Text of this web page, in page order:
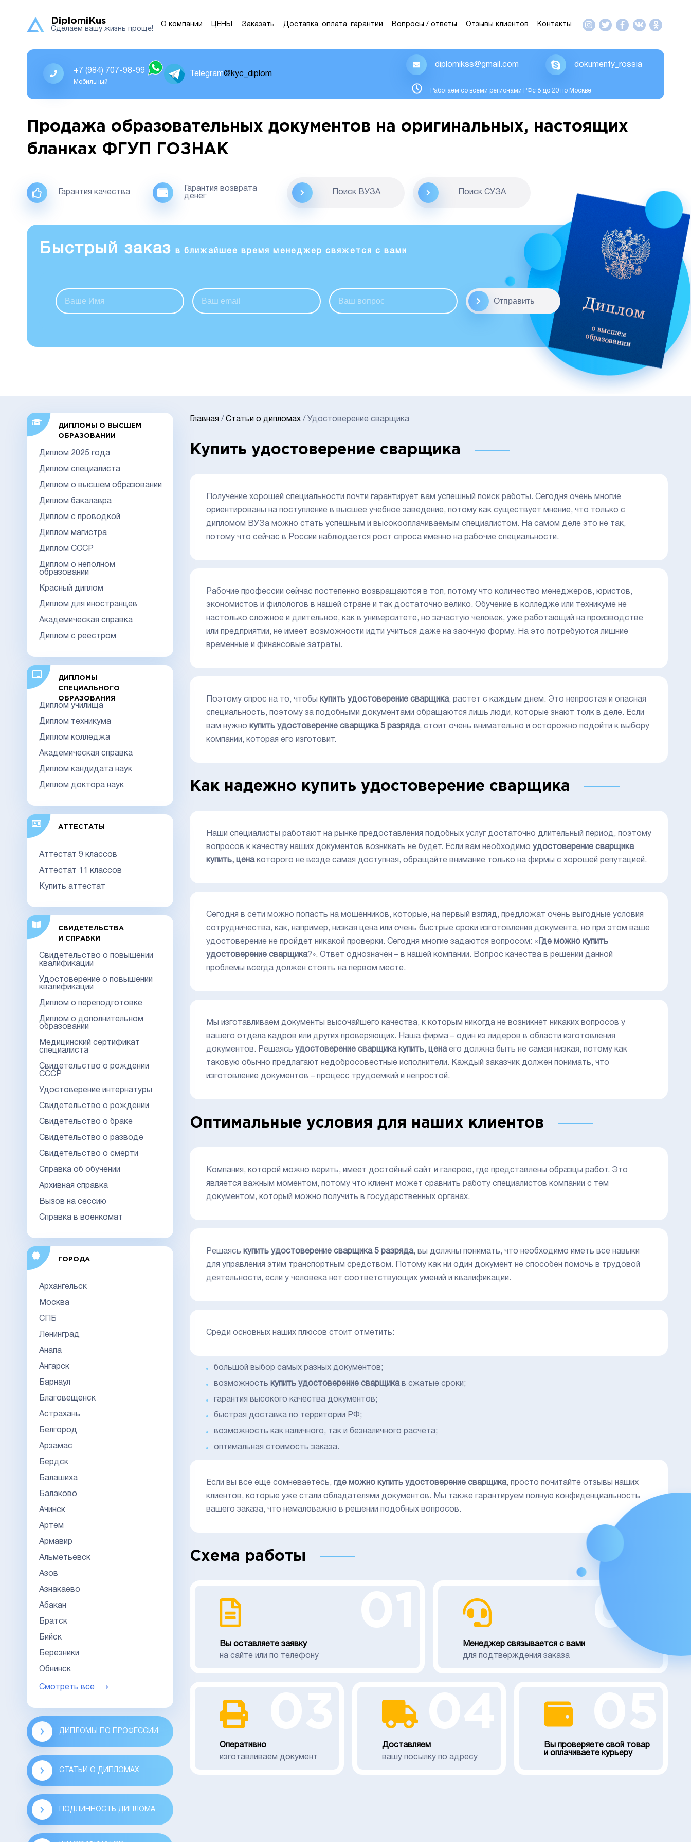
DiplomiKus
Сделаем вашу жизнь проще!
О компании ЦЕНЫ Заказать Доставка, оплата, гарантии Вопросы / ответы Отзывы клиентов Контакты
+7 (984) 707-98-99
Мобильный
Telegram@kyc_diplom
diplomikss@gmail.com dokumenty_rossia
Работаем со всеми регионами РФс 8 до 20 по Москве
Продажа образовательных документов на оригинальных, настоящих
бланках ФГУП ГОЗНАК
Гарантия качества
Гарантия возврата
денег
Поиск ВУЗА Поиск CУЗА
Быстрый заказ в ближайшее время менеджер свяжется с вами
Отправить
ДИПЛОМЫ О ВЫСШЕМ
ОБРАЗОВАНИИ
Диплом 2025 года
Диплом специалиста
Диплом о высшем образовании
Диплом бакалавра
Диплом с проводкой
Диплом магистра
Диплом СССР
Диплом о неполном
образовании
Красный диплом
Диплом для иностранцев
Академическая справка
Диплом с реестром
ДИПЛОМЫ
СПЕЦИАЛЬНОГО
ОБРАЗОВАНИЯ
Диплом училища
Диплом техникума
Диплом колледжа
Академическая справка
Диплом кандидата наук
Диплом доктора наук
АТТЕСТАТЫ
Аттестат 9 классов
Аттестат 11 классов
Купить аттестат
СВИДЕТЕЛЬСТВА
И СПРАВКИ
Свидетельство о повышении
квалификации
Удостоверение о повышении
квалификации
Диплом о переподготовке
Диплом о дополнительном
образовании
Медицинский сертификат
специалиста
Свидетельство о рождении
СССР
Удостоверение интернатуры
Свидетельство о рождении
Свидетельство о браке
Свидетельство о разводе
Свидетельство о смерти
Справка об обучении
Архивная справка
Вызов на сессию
Справка в военкомат
ГОРОДА
Архангельск
Москва
СПБ
Ленинград
Анапа
Ангарск
Барнаул
Благовещенск
Астрахань
Белгород
Арзамас
Бердск
Балашиха
Балаково
Ачинск
Артем
Армавир
Альметьевск
Азов
Азнакаево
Абакан
Братск
Бийск
Березники
Обнинск
Смотреть все ⟶
ДИПЛОМЫ ПО ПРОФЕССИИ
СТАТЬИ О ДИПЛОМАХ
ПОДЛИННОСТЬ ДИПЛОМА
Главная /Статьи о дипломах / Удостоверение сварщика
Купить удостоверение сварщика
Получение хорошей специальности почти гарантирует вам успешный поиск работы. Сегодня очень многие
ориентированы на поступление в высшее учебное заведение, потому как существует мнение, что только с
дипломом ВУЗа можно стать успешным и высокооплачиваемым специалистом. На самом деле это не так,
потому что сейчас в России наблюдается рост спроса именно на рабочие специальности.
Рабочие профессии сейчас постепенно возвращаются в топ, потому что количество менеджеров, юристов,
экономистов и филологов в нашей стране и так достаточно велико. Обучение в колледже или техникуме не
настолько сложное и длительное, как в университете, но зачастую человек, уже работающий на производстве
или предприятии, не имеет возможности идти учиться даже на заочную форму. На это потребуются лишние
временные и финансовые затраты.
Поэтому спрос на то, чтобы купить удостоверение сварщика, растет с каждым днем. Это непростая и опасная
специальность, поэтому за подобными документами обращаются лишь люди, которые знают толк в деле. Если
вам нужно купить удостоверение сварщика 5 разряда, стоит очень внимательно и осторожно подойти к выбору
компании, которая его изготовит.
Как надежно купить удостоверение сварщика
Наши специалисты работают на рынке предоставления подобных услуг достаточно длительный период, поэтому
вопросов к качеству наших документов возникать не будет. Если вам необходимоудостоверение сварщика
купить, цена которого не везде самая доступная, обращайте внимание только на фирмы с хорошей репутацией.
Сегодня в сети можно попасть на мошенников, которые, на первый взгляд, предложат очень выгодные условия
сотрудничества, как, например, низкая цена или очень быстрые сроки изготовления документа, но при этом ваше
удостоверение не пройдет никакой проверки. Сегодня многие задаются вопросом: « Где можно купить
удостоверение сварщика?». Ответ однозначен – в нашей компании. Вопрос качества в решении данной
проблемы всегда должен стоять на первом месте.
Мы изготавливаем документы высочайшего качества, к которым никогда не возникнет никаких вопросов у
вашего отдела кадров или других проверяющих. Наша фирма – один из лидеров в области изготовления
документов. Решаясьудостоверение сварщика купить, ценаего должна быть не самая низкая, потому как
таковую обычно предлагают недобросовестные исполнители. Каждый заказчик должен понимать, что
изготовление документов – процесс трудоемкий и непростой.
Оптимальные условия для наших клиентов
Компания, которой можно верить, имеет достойный сайт и галерею, где представлены образцы работ. Это
является важным моментом, потому что клиент может сравнить работу специалистов компании с тем
документом, который можно получить в государственных органах.
Решаясь купить удостоверение сварщика 5 разряда, вы должны понимать, что необходимо иметь все навыки
для управления этим транспортным средством. Потому как ни один документ не способен помочь в трудовой
деятельности, если у человека нет соответствующих умений и квалификации.
Среди основных наших плюсов стоит отметить:
большой выбор самых разных документов;
возможность купить удостоверение сварщика в сжатые сроки;
гарантия высокого качества документов;
быстрая доставка по территории РФ;
возможность как наличного, так и безналичного расчета;
оптимальная стоимость заказа.
Если вы все еще сомневаетесь, где можно купить удостоверение сварщика, просто почитайте отзывы наших
клиентов, которые уже стали обладателями документов. Мы также гарантируем полную конфиденциальность
вашего заказа, что немаловажно в решении подобных вопросов.
Схема работы
Вы оставляете заявку
на сайте или по телефону
02
Менеджер связывается с вами
для подтверждения заказа
Оперативно
изготавливаем документ
Доставляем
вашу посылку по адресу
Вы проверяете свой товар
и оплачиваете курьеру